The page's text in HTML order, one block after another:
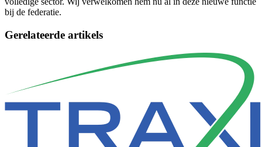
bij de federatie.
Gerelateerde artikels